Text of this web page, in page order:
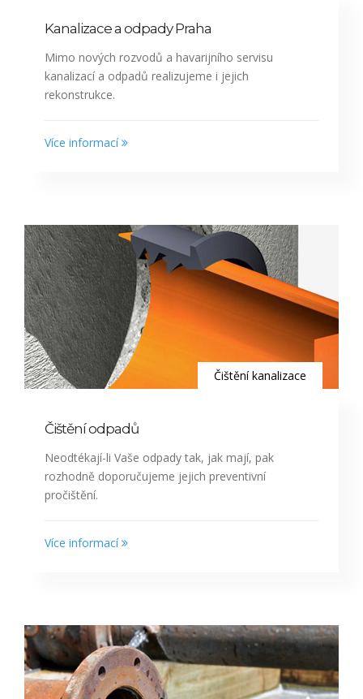
Kanalizace a odpady Praha
Mimo nových rozvodů a havarijního servisu
kanalizací a odpadů realizujeme i jejich
rekonstrukce.
Více informací
Čištění kanalizace
Čištění odpadů
Neodtékají-li Vaše odpady tak, jak mají, pak
rozhodně doporučujeme jejich preventivní
pročištění.
Více informací